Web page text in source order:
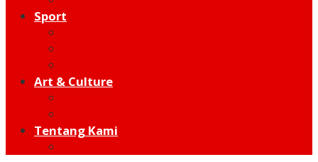
Sport
Art & Culture
Tentang Kami